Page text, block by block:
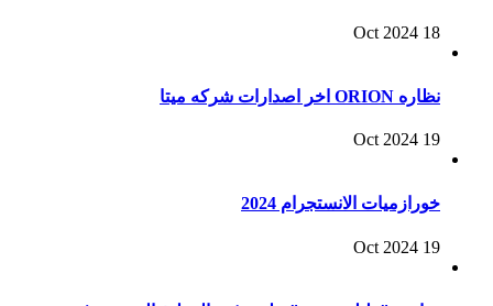
18 Oct 2024
نظاره ORION اخر اصدارات شركه ميتا
19 Oct 2024
خورازميات الانستجرام 2024
19 Oct 2024